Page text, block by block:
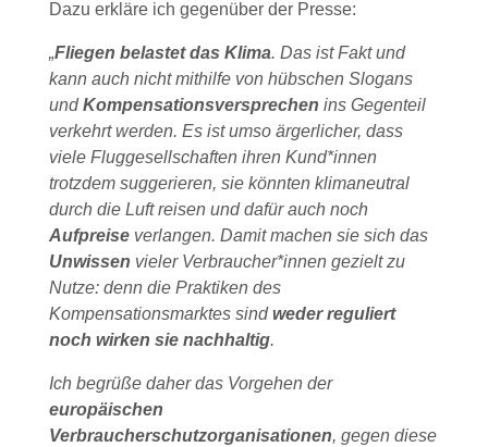
Dazu erkläre ich gegenüber der Presse:
„Fliegen belastet das Klima. Das ist Fakt und
kann auch nicht mithilfe von hübschen Slogans
undKompensationsversprechen ins Gegenteil
verkehrt werden. Es ist umso ärgerlicher, dass
viele Fluggesellschaften ihren Kund*innen
trotzdem suggerieren, sie könnten klimaneutral
durch die Luft reisen und dafür auch noch
Aufpreise verlangen. Damit machen sie sich das
Unwissen vieler Verbraucher*innen gezielt zu
Nutze: denn die Praktiken des
Kompensationsmarktes sindweder reguliert
noch wirken sie nachhaltig.
Ich begrüße daher das Vorgehen der
europäischen
Verbraucherschutzorganisationen, gegen diese